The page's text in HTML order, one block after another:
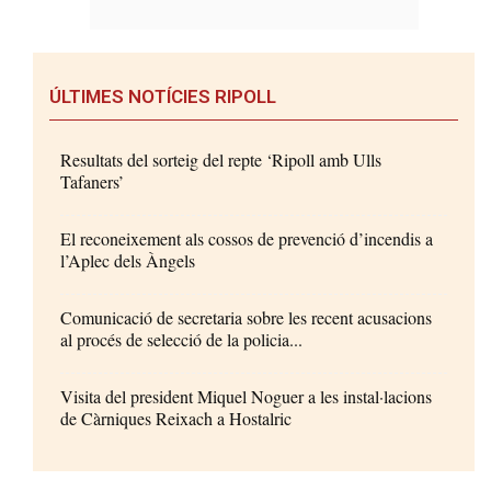
ÚLTIMES NOTÍCIES RIPOLL
Resultats del sorteig del repte ‘Ripoll amb Ulls
Tafaners’
El reconeixement als cossos de prevenció d’incendis a
l’Aplec dels Àngels
Comunicació de secretaria sobre les recent acusacions
al procés de selecció de la policia...
Visita del president Miquel Noguer a les instal·lacions
de Càrniques Reixach a Hostalric